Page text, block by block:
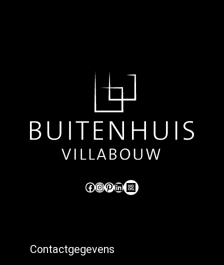
Like ons op Facebook (externe link) Volg ons op Instagram (externe link) Pinterest LinkedIn Hoog Design.
Contactgegevens